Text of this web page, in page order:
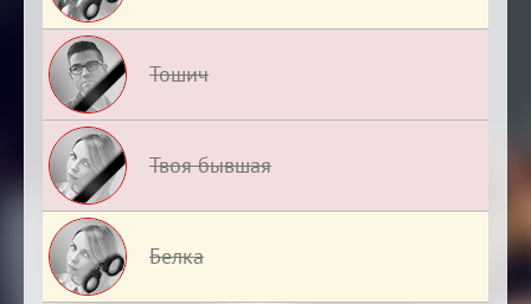
Тошич
Твоя бывшая
Белка